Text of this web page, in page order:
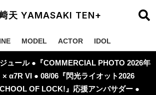
天 YAMASAKI TEN+
MODEL ACTOR IDOL
ュール ●『COMMERCIAL PHOTO 2026年
× α7R VI ● 08/06『閃光ライオット2026
OF LOCK!』応援アンバサダー ●